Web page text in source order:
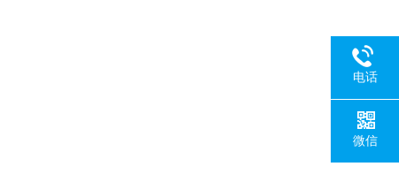
电话
微信